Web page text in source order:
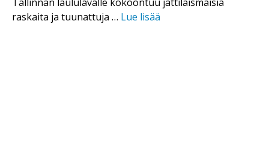
raskaita ja tuunattuja … Lue lisää